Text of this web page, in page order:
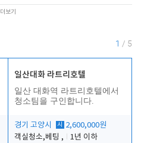
더보기
1 / 5
일산대화 라트리호텔
일산 대화역 라트리호텔에서
청소팀을 구인합니다.
경기 고양시 시
2,600,000원
객실청소,베팅 ,
1년 이하